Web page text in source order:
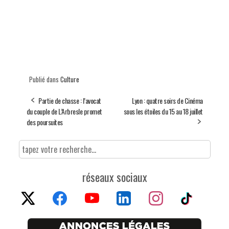
Publié dans Culture
Partie de chasse : l’avocat
du couple de L’Arbresle promet
des poursuites
Lyon : quatre soirs de Cinéma
sous les étoiles du 15 au 18 juillet
réseaux sociaux